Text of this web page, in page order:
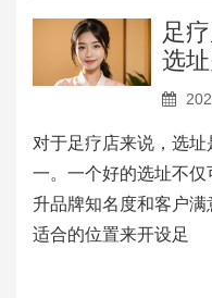
足
选
对于足疗店来说，选
一。一个好的选址不
升品牌知名度和客户
适合的位置来开设足